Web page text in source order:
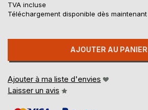
TVA incluse
Téléchargement disponible dès maintenant
AJOUTER AU PANIER
Ajouter à ma liste d'envies
Laisser un avis